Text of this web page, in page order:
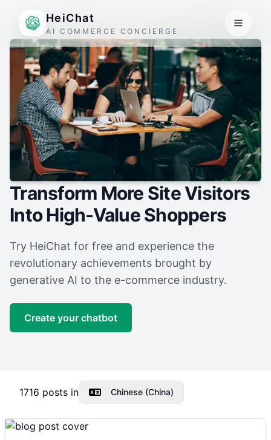
HeiChat
AI COMMERCE CONCIERGE
Transform More Site Visitors
Into High-Value Shoppers
Try HeiChat for free and experience the
revolutionary achievements brought by
generative AI to the e-commerce industry.
Create your chatbot
1716 posts in Chinese (China)